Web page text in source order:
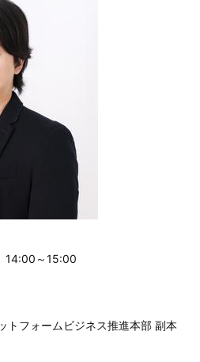
14:00～15:00
トフォームビジネス推進本部 副本